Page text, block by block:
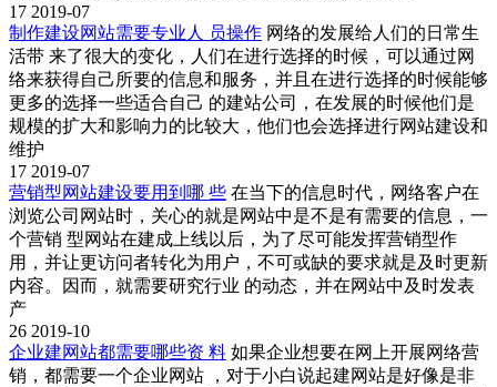
17 2019-07
制作建设网站需要专业人 员操作 网络的发展给人们的日常生
活带 来了很大的变化，人们在进行选择的时候，可以通过网
络来获得自己所要的信息和服务，并且在进行选择的时候能够
更多的选择一些适合自己 的建站公司，在发展的时候他们是
规模的扩大和影响力的比较大，他们也会选择进行网站建设和
维护
17 2019-07
营销型网站建设要用到哪 些 在当下的信息时代，网络客户在
浏览公司网站时，关心的就是网站中是不是有需要的信息，一
个营销 型网站在建成上线以后，为了尽可能发挥营销型作
用，并让更访问者转化为用户，不可或缺的要求就是及时更新
内容。因而，就需要研究行业 的动态，并在网站中及时发表
产
26 2019-10
企业建网站都需要哪些资 料 如果企业想要在网上开展网络营
销，都需要一个企业网站 ，对于小白说起建网站是好像是非